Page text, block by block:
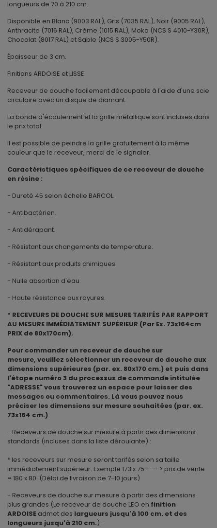
longueurs de 70 à 210 cm.
Disponible en Blanc (9003 RAL), Gris (7035 RAL), Noir (9005 RAL),
Anthracite (7016 RAL), Crème (1015 RAL), Moka (NCS S 4010-Y30R),
Chocolat (8017 RAL) et Sable (NCS S 3005-Y50R).
Épaisseur de 3 cm.
Finitions ARDOISE et LISSE.
Receveur de douche facilement découpable à l'aide d'une scie
circulaire avec un disque de diamant.
La bonde d'écoulement et la grille métallique sont incluses dans
le prix total.
Il est possible de peindre la grille gratuitement à la même
couleur que le receveur, merci de le signaler.
Caractéristiques spécifiques de ce receveur de douche
en résine :
- Dureté 45 selon échelle BARCOL.
- Antibactérien.
- Antidérapant.
- Résistant aux changements de temperature.
- Résistant aux produits chimiques.
- Nulle absortion d'eau.
- Haute résistance aux rayures.
* RECEVEURS DE DOUCHE SUR MESURE TARIFÉS PAR RAPPORT
AU MESURE IMMÉDIATEMENT SUPÉRIEUR (Par Ex. 73x164cm
PRIX de 80x170cm).
Pour commander un receveur de douche sur
mesure, veuillez sélectionner un receveur de douche aux
dimensions supérieures (par. ex. 80x170 cm.) et puis dans
l'étape numéro 3 du processus de commande intitulée
"ADRESSE" vous trouverez un espace pour laisser des
messages ou commentaires. Là vous pouvez nous
préciser les dimensions sur mesure souhaitées (par. ex.
73x164 cm.)
- Receveurs de douche sur mesure à partir des dimensions
standards (incluses dans la liste déroulante) :
* les receveurs sur mesure seront tarifés selon sa taille
immédiatement supérieur. Exemple 173 x 75 ----> prix de vente
= 180 x 80. (Délai de livraison de 7-10 jours)
- Receveurs de douche sur mesure à partir des dimensions
plus grandes (Le receveur de douche LEO en finition
ARDOISE admet des largueurs jusqu'à 100 cm. et des
longueurs jusqu'à 210 cm.) :